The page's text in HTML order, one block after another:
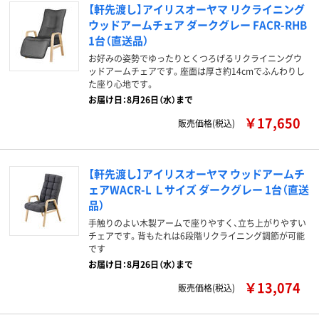
【軒先渡し】アイリスオーヤマ リクライニング
ウッドアームチェア ダークグレー FACR-RHB
1台（直送品）
お好みの姿勢でゆったりとくつろげるリクライニングウ
ッドアームチェアです。座面は厚さ約14cmでふんわりし
た座り心地です。
お届け日：8月26日（水）まで
販売価格(税込)
￥17,650
【軒先渡し】アイリスオーヤマ ウッドアームチ
ェアWACR-L Ｌサイズ ダークグレー 1台（直送
品）
手触りのよい木製アームで座りやすく、立ち上がりやすい
チェアです。背もたれは6段階リクライニング調節が可能
です
お届け日：8月26日（水）まで
販売価格(税込)
￥13,074